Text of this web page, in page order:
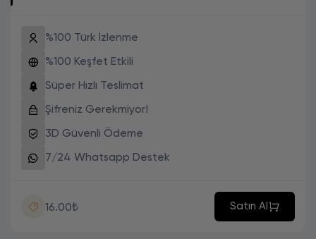
%100 Türk İzlenme
%100 Keşfet Etkili
Süper Hızlı Teslimat
Şifreniz Gerekmiyor!
3D Güvenli Ödeme
7/24 Whatsapp Destek
16.00₺ Satın Al